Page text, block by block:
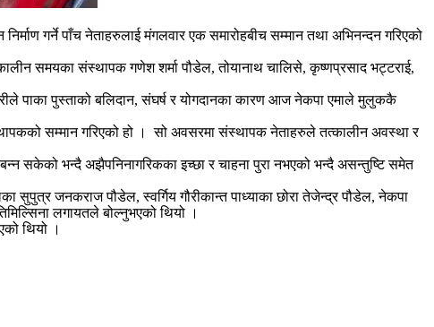
गर्ने पाँच नेताहरुलाई मंगलवार एक समारोहबीच सम्मान तथा अभिनन्दन गरिएको
समयका संस्थापक गणेश शर्मा पौडेल, तोयानाथ चालिसे, कृष्णप्रसाद भट्टराई,
पाका पुस्ताको बलिदान, संघर्ष र योगदानका कारण आज नेकपा एमाले मुलुककै
सम्मान गरिएको हो । सो अवसरमा संस्थापक नेताहरुले तत्कालीन अवस्था र
सकेको भन्दै अझैपनिनागरिकका इच्छा र चाहना पुरा नभएको भन्दै असन्तुष्टि समेत
सुपुत्र जनकराज पौडेल, स्वर्गिय गौरीकान्त पाध्याका छोरा तेजेन्द्र पौडेल, नेकपा
लगायतले बोल्नुभएको थियो ।
थियो ।